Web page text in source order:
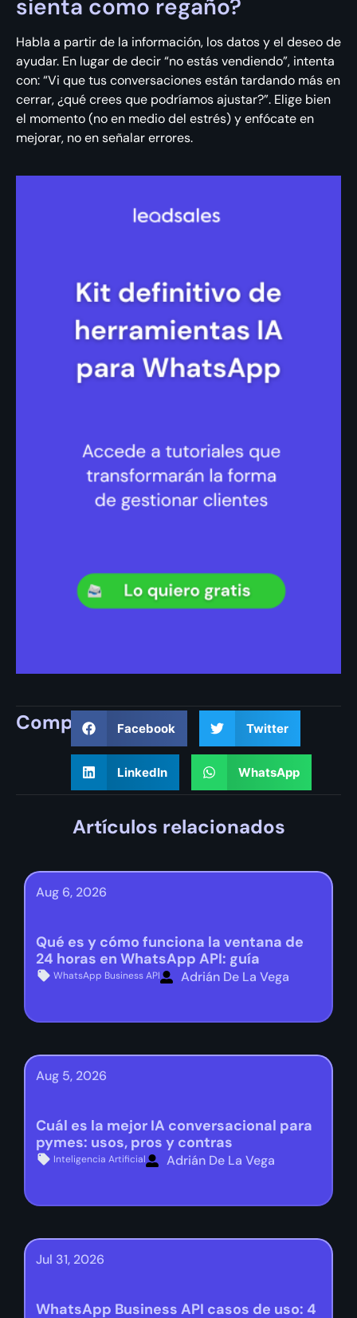
sienta como regaño?
Habla a partir de la información, los datos y el deseo de
ayudar. En lugar de decir “no estás vendiendo”, intenta
con: “Vi que tus conversaciones están tardando más en
cerrar, ¿qué crees que podríamos ajustar?”. Elige bien
el momento (no en medio del estrés) y enfócate en
mejorar, no en señalar errores.
Compartir Facebook Twitter
LinkedIn WhatsApp
Artículos relacionados
Aug 6, 2026
Qué es y cómo funciona la ventana de
24 horas en WhatsApp API: guía
WhatsApp Business API Adrián De La Vega
Aug 5, 2026
Cuál es la mejor IA conversacional para
pymes: usos, pros y contras
Inteligencia Artificial Adrián De La Vega
Jul 31, 2026
WhatsApp Business API casos de uso: 4